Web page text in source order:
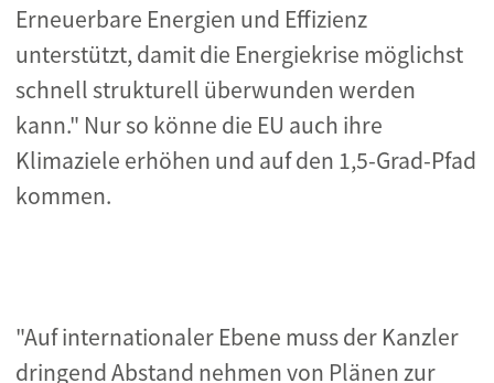
Erneuerbare Energien und Effizienz
unterstützt, damit die Energiekrise möglichst
schnell strukturell überwunden werden
kann." Nur so könne die EU auch ihre
Klimaziele erhöhen und auf den 1,5-Grad-Pfad
kommen.
"Auf internationaler Ebene muss der Kanzler
dringend Abstand nehmen von Plänen zur